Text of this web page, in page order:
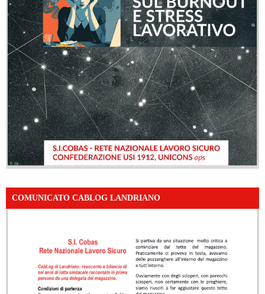
COMUNICATO CABLOG LANDRIANO